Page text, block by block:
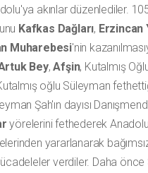
akınlar düzenlediler.
Kafkas Dağları, Erzincan
Muharebesi'nin
Bey,Afşin, Kutalmış
oğlu Süleyman
Şah'ın dayısı
yörelerini fethederek
yararlanarak
verdiler. Daha